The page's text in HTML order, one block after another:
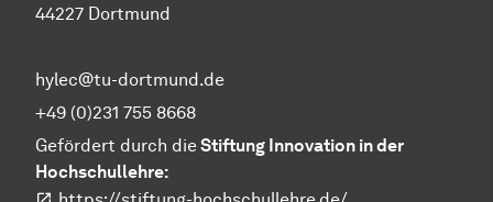
44227 Dortmund
hylec@tu-dortmund.de
+49 (0)231 755 8668
Gefördert durch dieStiftung Innovation in der
Hochschullehre: